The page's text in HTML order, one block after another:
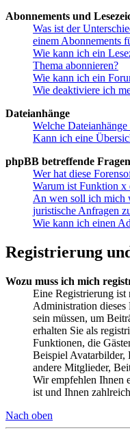
Abonnements und
Was ist der
einem Abonnements
Wie kann ich ein
Thema abonnieren?
Wie kann ich ein
Wie deaktiviere ich
Dateianhänge
Welche
Kann ich eine
phpBB betreffende Fragen
Wer hat diese
Warum ist Funktion x
An wen soll ich mich
juristische Anfragen
Wie kann ich einen
Registrierung
Wozu muss ich mich
Eine Registrierung
Administration dieses
sein müssen, um
erhalten Sie als
Funktionen, die
Beispiel Avatarbilder,
andere Mitglieder,
Wir empfehlen Ihnen
ist und Ihnen
Nach oben